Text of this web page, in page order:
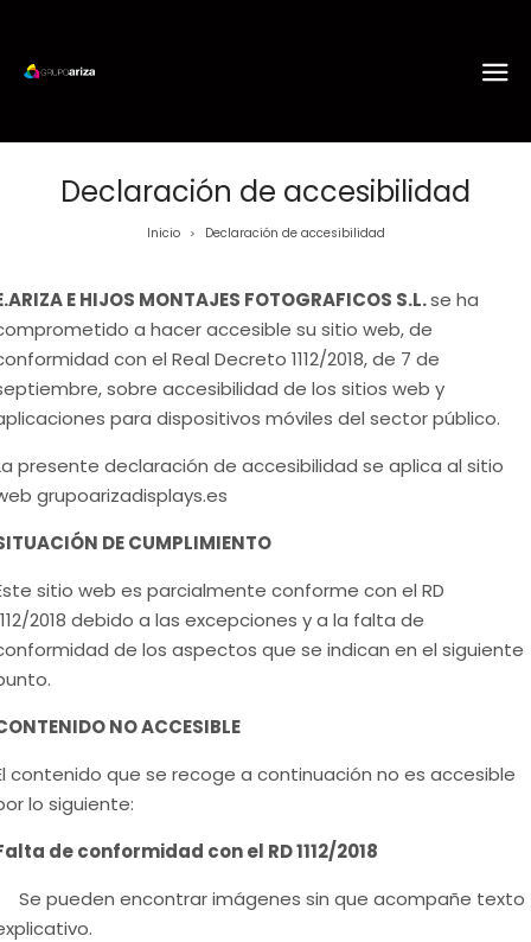
Declaración de accesibilidad
Inicio > Declaración de accesibilidad
E HIJOS MONTAJES FOTOGRAFICOS S.L.se ha
a hacer accesible su sitio web, de
con el Real Decreto 1112/2018, de 7 de
sobre accesibilidad de los sitios web y
para dispositivos móviles del sector público.
presente declaración de accesibilidad se aplica al sitio
grupoarizadisplays.es
ÓN DE CUMPLIMIENTO
sitio web es parcialmente conforme con el RD
2018 debido a las excepciones y a la falta de
de los aspectos que se indican en el siguiente
NO ACCESIBLE
contenido que se recoge a continuación no es accesible
lo siguiente:
de conformidad con el RD 1112/2018
Se pueden encontrar imágenes sin que acompañe texto